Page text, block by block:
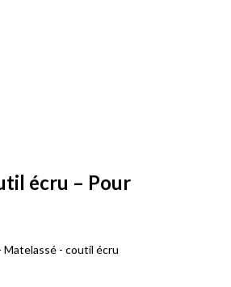
écru – Pour
Matelassé - coutil écru